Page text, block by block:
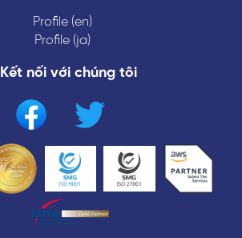
Profile (en)
Profile (ja)
Kết nối với chúng tôi